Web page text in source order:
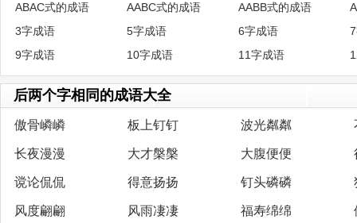
ABAC式的成语
AABC式的成语 AABB式的成语
3字成语
5字成语 6字成语
9字成语
10字成语 11字成语
后两个字相同的成语大全
傲骨嶙嶙 板上钉钉 波光粼粼
长夜漫漫 大才槃槃 大腹便便
谠论侃侃 得意扬扬 钉头磷磷
风度翩翩 风雨凄凄 福寿绵绵